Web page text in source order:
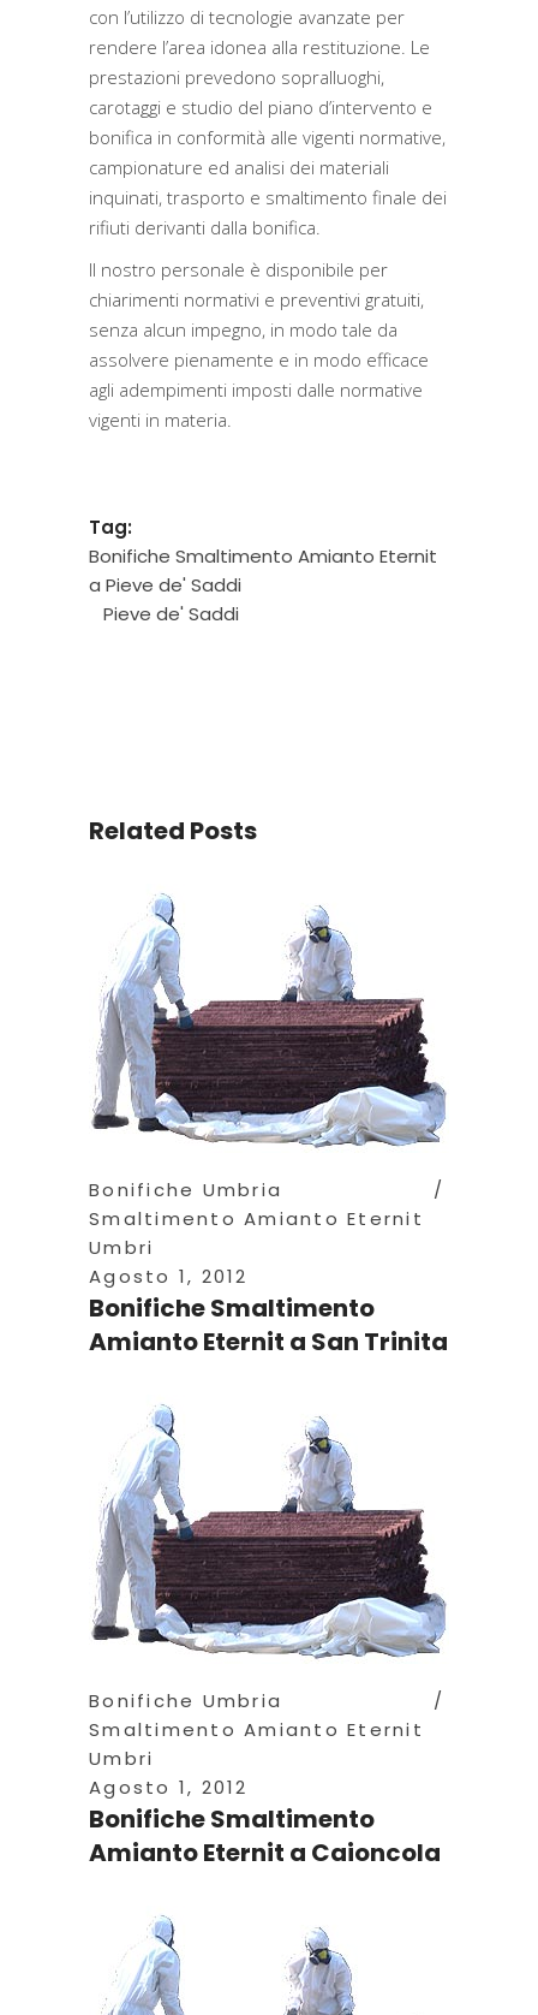
con l’utilizzo di tecnologie avanzate per
rendere l’area idonea alla restituzione. Le
prestazioni prevedono sopralluoghi,
carotaggi e studio del piano d’intervento e
bonifica in conformità alle vigenti normative,
campionature ed analisi dei materiali
inquinati, trasporto e smaltimento finale dei
rifiuti derivanti dalla bonifica.
Il nostro personale è disponibile per
chiarimenti normativi e preventivi gratuiti,
senza alcun impegno, in modo tale da
assolvere pienamente e in modo efficace
agli adempimenti imposti dalle normative
vigenti in materia.
Tag:
Bonifiche Smaltimento Amianto Eternit
a Pieve de' Saddi
Pieve de' Saddi
Related Posts
Bonifiche Umbria
Smaltimento Amianto Eternit
Umbri
Agosto 1, 2012
Bonifiche Smaltimento
Amianto Eternit a San Trinita
Bonifiche Umbria
Smaltimento Amianto Eternit
Umbri
Agosto 1, 2012
Bonifiche Smaltimento
Amianto Eternit a Caioncola